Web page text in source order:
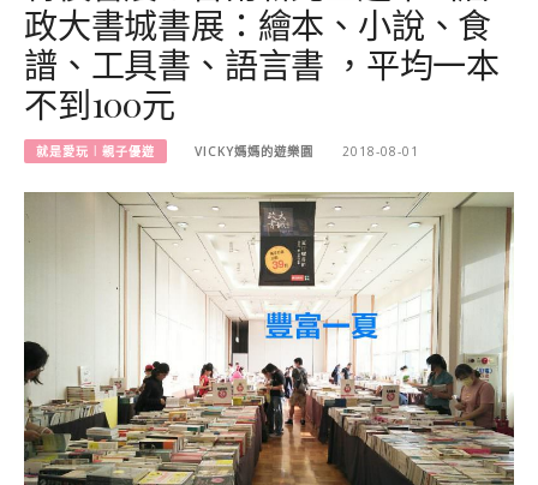
政大書城書展：繪本、小說、食
譜、工具書、語言書 ，平均一本
不到100元
就是愛玩︱親子優遊 VICKY媽媽的遊樂園 2018-08-01